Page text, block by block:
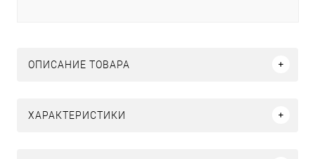
ОПИСАНИЕ ТОВАРА
ХАРАКТЕРИСТИКИ